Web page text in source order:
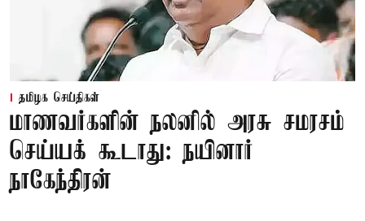
தமிழக செய்திகள்
மாணவர்களின் நலனில் அரசு சமரசம்
செய்யக் கூடாது: நயினார்
நாகேந்திரன்